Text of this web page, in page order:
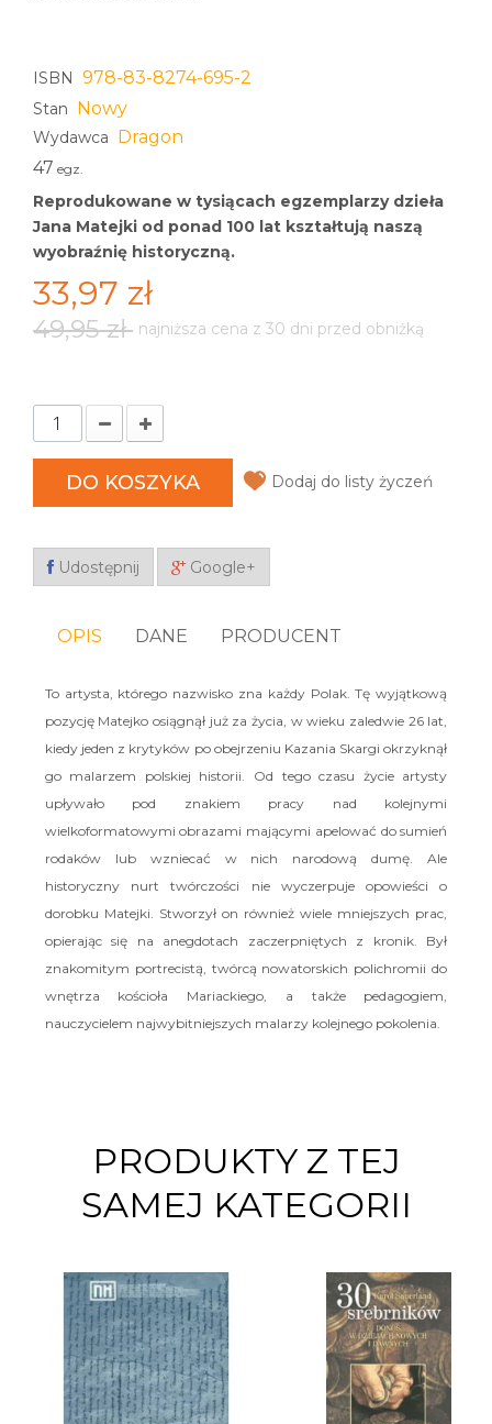
ISBN 978-83-8274-695-2
Stan Nowy
Wydawca Dragon
47 egz.
Reprodukowane w tysiącach egzemplarzy dzieła
Jana Matejki od ponad 100 lat kształtują naszą
wyobraźnię historyczną.
33,97 zł
49,95 zł najniższa cena z 30 dni przed obniżką
DO KOSZYKA Dodaj do listy życzeń
Udostępnij Google+
OPIS DANE PRODUCENT
To artysta, którego nazwisko zna każdy Polak. Tę wyjątkową
pozycję Matejko osiągnął już za życia, w wieku zaledwie 26 lat,
kiedy jeden z krytyków po obejrzeniu Kazania Skargi okrzyknął
go malarzem polskiej historii. Od tego czasu życie artysty
upływało pod znakiem pracy nad kolejnymi
wielkoformatowymi obrazami mającymi apelować do sumień
rodaków lub wzniecać w nich narodową dumę. Ale
historyczny nurt twórczości nie wyczerpuje opowieści o
dorobku Matejki. Stworzył on również wiele mniejszych prac,
opierając się na anegdotach zaczerpniętych z kronik. Był
znakomitym portrecistą, twórcą nowatorskich polichromii do
wnętrza kościoła Mariackiego, a także pedagogiem,
nauczycielem najwybitniejszych malarzy kolejnego pokolenia.
PRODUKTY Z TEJ
SAMEJ KATEGORII